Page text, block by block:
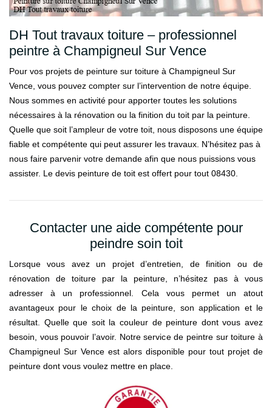
DH Tout travaux toiture – professionnel
peintre à Champigneul Sur Vence
Pour vos projets de peinture sur toiture à Champigneul Sur
Vence, vous pouvez compter sur l’intervention de notre équipe.
Nous sommes en activité pour apporter toutes les solutions
nécessaires à la rénovation ou la finition du toit par la peinture.
Quelle que soit l’ampleur de votre toit, nous disposons une équipe
fiable et compétente qui peut assurer les travaux. N’hésitez pas à
nous faire parvenir votre demande afin que nous puissions vous
assister. Le devis peinture de toit est offert pour tout 08430.
Contacter une aide compétente pour
peindre soin toit
Lorsque vous avez un projet d’entretien, de finition ou de
rénovation de toiture par la peinture, n’hésitez pas à vous
adresser à un professionnel. Cela vous permet un atout
avantageux pour le choix de la peinture, son application et le
résultat. Quelle que soit la couleur de peinture dont vous avez
besoin, vous pouvoir l’avoir. Notre service de peintre sur toiture à
Champigneul Sur Vence est alors disponible pour tout projet de
peinture dont vous voulez mettre en place.